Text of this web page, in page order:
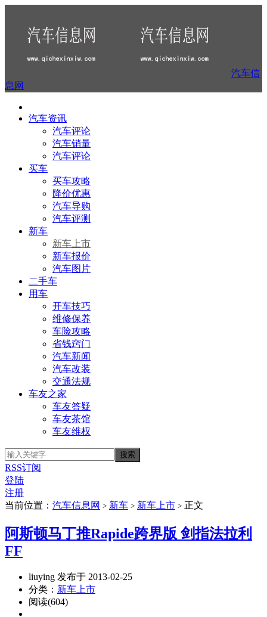
汽车信
息网
汽车资讯
汽车评论
汽车销量
汽车评论
买车
买车攻略
降价优惠
汽车导购
汽车评测
新车
新车上市
新车报价
汽车图片
二手车
用车
开车技巧
维修保养
车险攻略
省钱窍门
汽车新闻
汽车改装
交通法规
车友之家
车友答疑
车友茶馆
车友维权
RSS订阅
登陆
注册
当前位置： 汽车信息网 > 新车 > 新车上市 > 正文
阿斯顿马丁推Rapide跨界版 剑指法拉利
FF
liuying 发布于 2013-02-25
分类： 新车上市
阅读(604)